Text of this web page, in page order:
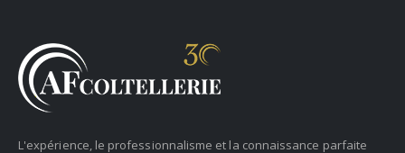
L'expérience, le professionnalisme et la connaissance parfaite